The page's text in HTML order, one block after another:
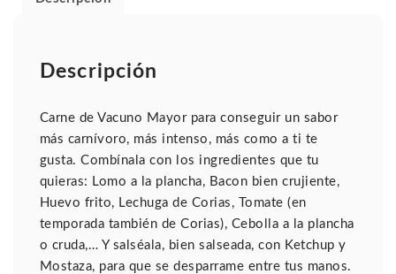
Descripción
Carne de Vacuno Mayor para conseguir un sabor
más carnívoro, más intenso, más como a ti te
gusta. Combínala con los ingredientes que tu
quieras: Lomo a la plancha, Bacon bien crujiente,
Huevo frito, Lechuga de Corias, Tomate (en
temporada también de Corias), Cebolla a la plancha
o cruda,… Y salséala, bien salseada, con Ketchup y
Mostaza, para que se desparrame entre tus manos.